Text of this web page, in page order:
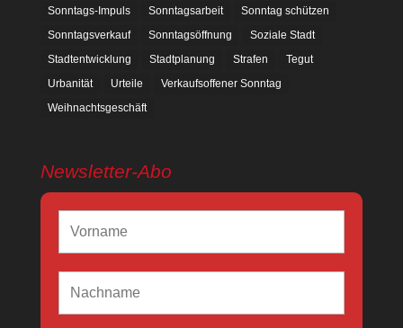
Sonntags-Impuls
Sonntagsarbeit
Sonntag schützen
Sonntagsverkauf
Sonntagsöffnung
Soziale Stadt
Stadtentwicklung
Stadtplanung Strafen
Tegut
Urbanität
Urteile
Verkaufsoffener Sonntag
Weihnachtsgeschäft
Newsletter-Abo